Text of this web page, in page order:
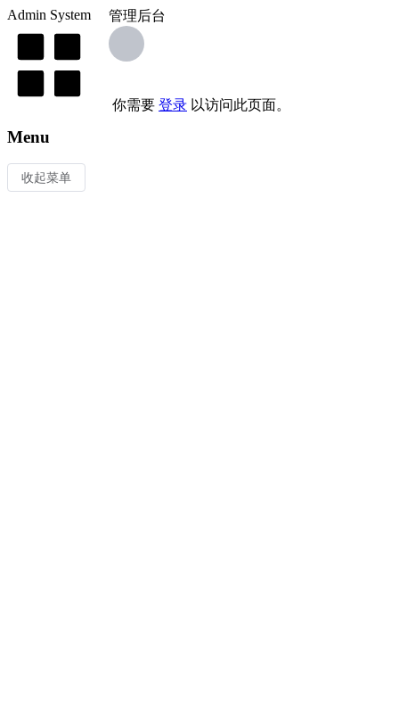
Admin System
Menu
收起菜单
管理后台
你需要 登录 以访问此页面。